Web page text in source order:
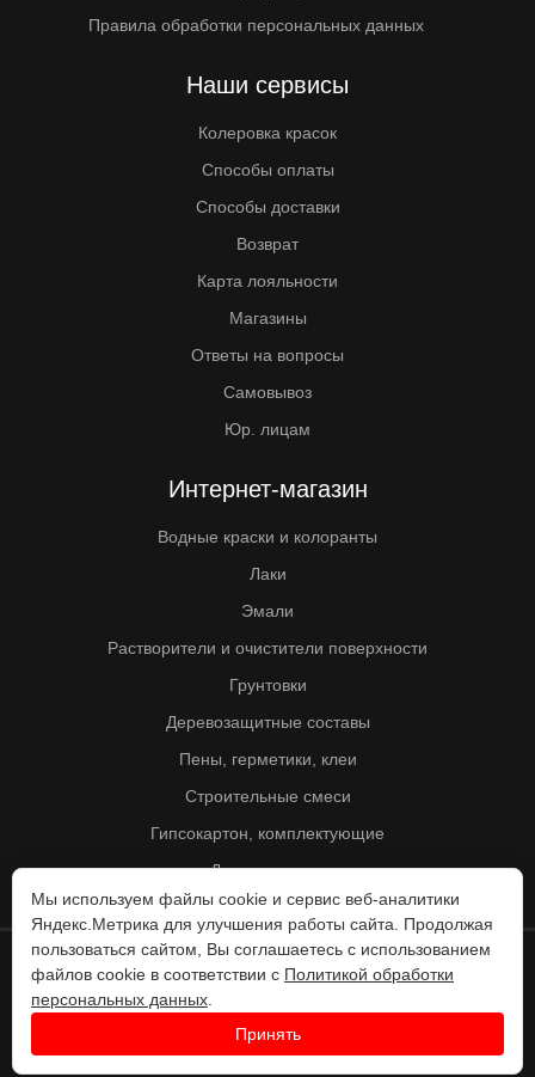
Правила обработки персональных данных
Наши сервисы
Колеровка красок
Способы оплаты
Способы доставки
Возврат
Карта лояльности
Магазины
Ответы на вопросы
Самовывоз
Юр. лицам
Интернет-магазин
Водные краски и колоранты
Лаки
Эмали
Растворители и очистители поверхности
Грунтовки
Деревозащитные составы
Пены, герметики, клеи
Строительные смеси
Гипсокартон, комплектующие
Другие товары
© Колорит 1995 - 2026
Разработка веб-сайта -
Мы используем файлы cookie и сервис веб-аналитики
Яндекс.Метрика для улучшения работы сайта. Продолжая
пользоваться сайтом, Вы соглашаетесь с использованием
файлов cookie в соответствии с Политикой обработки
персональных данных
Принять